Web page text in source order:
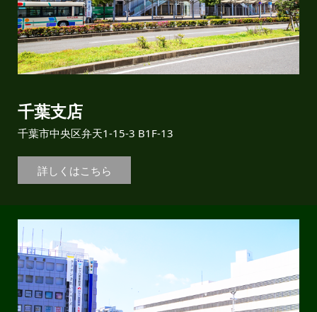
千葉支店
千葉市中央区弁天1-15-3 B1F-13
詳しくはこちら